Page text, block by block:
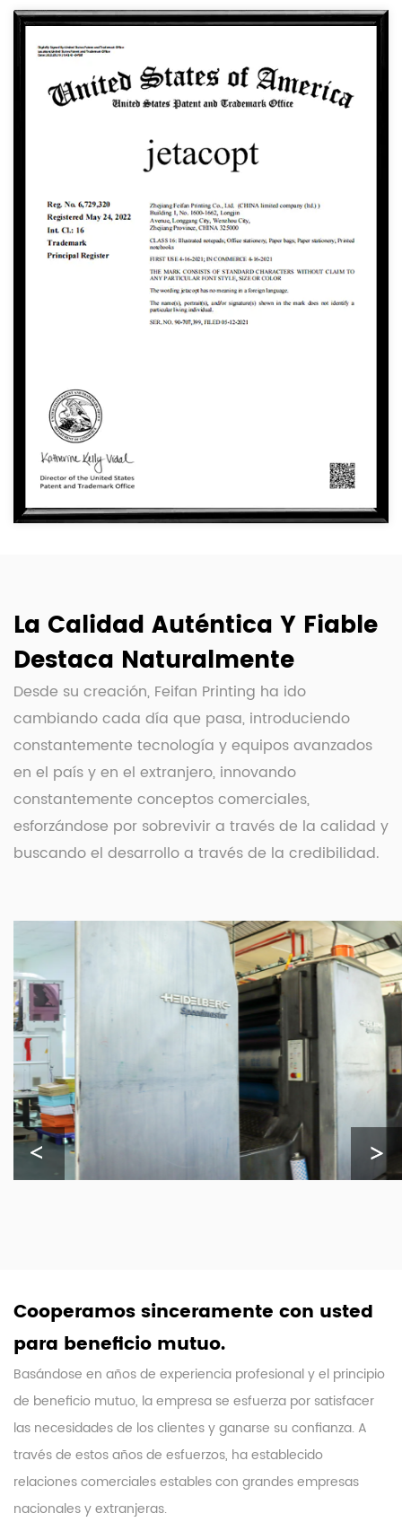
La Calidad Auténtica Y Fiable
Destaca Naturalmente
Desde su creación, Feifan Printing ha ido
cambiando cada día que pasa, introduciendo
constantemente tecnología y equipos avanzados
en el país y en el extranjero, innovando
constantemente conceptos comerciales,
esforzándose por sobrevivir a través de la calidad y
buscando el desarrollo a través de la credibilidad.
Cooperamos sinceramente con usted
para beneficio mutuo.
Basándose en años de experiencia profesional y el principio
de beneficio mutuo, la empresa se esfuerza por satisfacer
las necesidades de los clientes y ganarse su confianza. A
través de estos años de esfuerzos, ha establecido
relaciones comerciales estables con grandes empresas
nacionales y extranjeras.